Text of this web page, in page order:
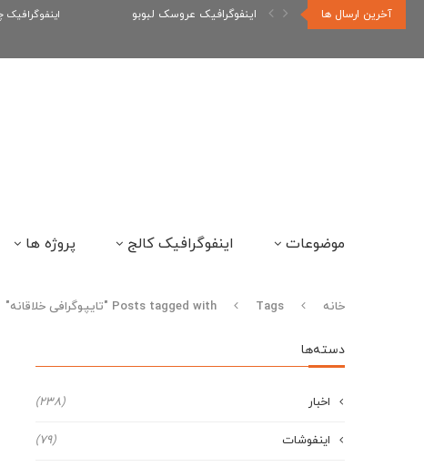
آخرین ارسال ها اینفوگرافیک عروسک لبوبو
موضوعات اینفوگرافیک کالج پروژه ها
خانه Tags Posts tagged with "تایپوگرافی خلاقانه"
دسته‌ها
اخبار (238)
اینفوشات (79)